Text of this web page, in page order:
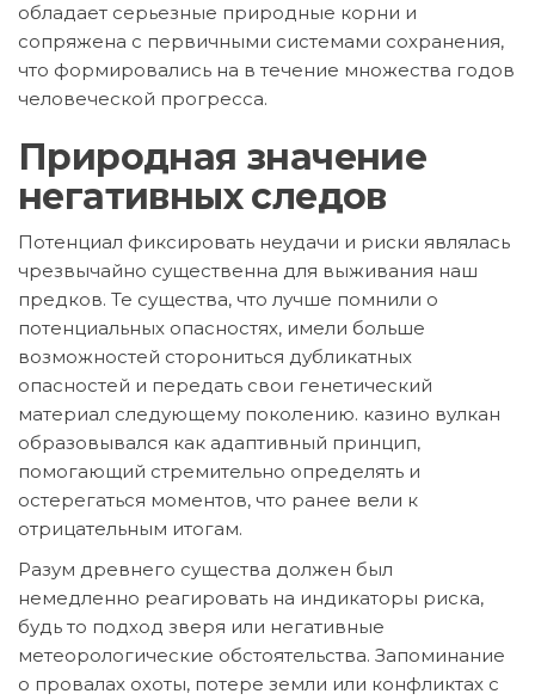
обладает серьезные природные корни и
сопряжена с первичными системами сохранения,
что формировались на в течение множества годов
человеческой прогресса.
Природная значение
негативных следов
Потенциал фиксировать неудачи и риски являлась
чрезвычайно существенна для выживания наш
предков. Те существа, что лучше помнили о
потенциальных опасностях, имели больше
возможностей сторониться дубликатных
опасностей и передать свои генетический
материал следующему поколению. казино вулкан
образовывался как адаптивный принцип,
помогающий стремительно определять и
остерегаться моментов, что ранее вели к
отрицательным итогам.
Разум древнего существа должен был
немедленно реагировать на индикаторы риска,
будь то подход зверя или негативные
метеорологические обстоятельства. Запоминание
о провалах охоты, потере земли или конфликтах с